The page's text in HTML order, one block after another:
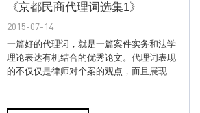
《京都民商代理词选集1》
2015-07-14
一篇好的代理词，就是一篇案件实务和法学
理论表达有机结合的优秀论文。代理词表现
的不仅仅是律师对个案的观点，而且展现了